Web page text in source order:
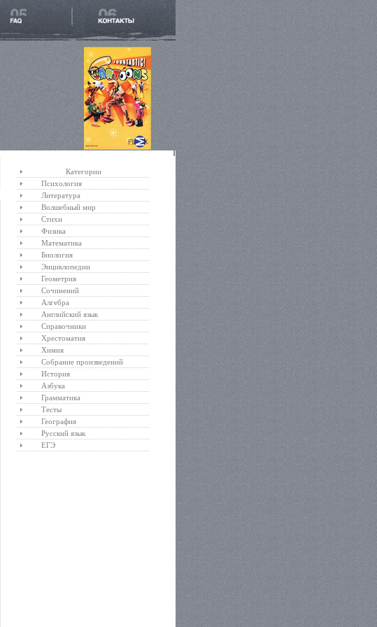
Категории
Психология
Литература
Волшебный мир
Стихи
Физика
Математика
Биология
Энциклопедии
Геометрия
Сочинений
Алгебра
Английский язык
Справочники
Хрестоматия
Химия
Собрание произведений
История
Азбука
Грамматика
Тесты
География
Русский язык
ЕГЭ